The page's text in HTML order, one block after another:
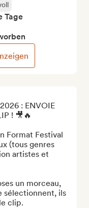
: ENVOIE
! 🎥🔥
Format Festival
(tous genres
artistes et
un morceau,
sélectionnent, ils
clip.
Tage